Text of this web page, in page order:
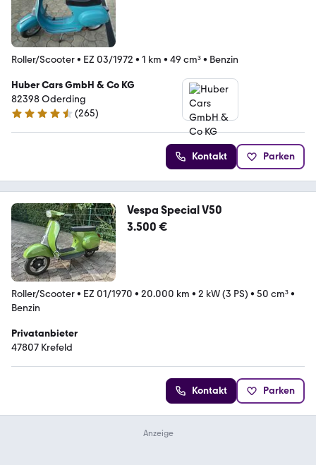
Roller/Scooter• EZ 03/1972 • 1 km • 49 cm³• Benzin
Huber Cars GmbH & Co KG
82398 Oderding
4.7 Sterne
(265)
Kontakt Parken
Vespa Special V50
3.500 €
Roller/Scooter• EZ 01/1970 • 20.000 km • 2 kW (3 PS) • 50 cm³•
Benzin
Privatanbieter
47807 Krefeld
Kontakt Parken